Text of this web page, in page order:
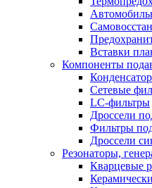
Вставки
Компоненты
Сетевые
LC-фильтры
Дроссели
Фильтры
Дроссели
Резонаторы,
Кварцевые